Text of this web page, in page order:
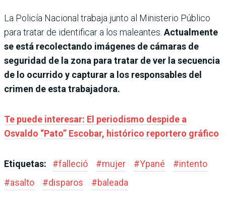
La Policía Nacional trabaja junto al Ministerio Público
para tratar de identificar a los maleantes. Actualmente
se está recolectando imágenes de cámaras de
seguridad de la zona para tratar de ver la secuencia
de lo ocurrido y capturar a los responsables del
crimen de esta trabajadora.
Te puede interesar: El periodismo despide a
Osvaldo “Pato” Escobar, histórico reportero gráfico
Etiquetas: #falleció #mujer #Ypané #intento
#asalto #disparos #baleada